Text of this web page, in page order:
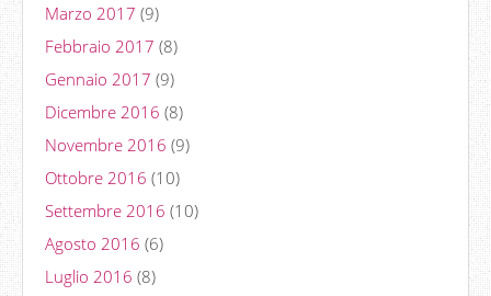
Marzo 2017 (9)
Febbraio 2017 (8)
Gennaio 2017 (9)
Dicembre 2016 (8)
Novembre 2016 (9)
Ottobre 2016 (10)
Settembre 2016 (10)
Agosto 2016 (6)
Luglio 2016 (8)